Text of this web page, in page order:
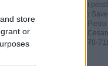
store
or
munkák is, mint
(1825), Francesco
Maffei (1852-1853),
Emiliani-Giudici (1863),
Francesco De Sanctis (1870-